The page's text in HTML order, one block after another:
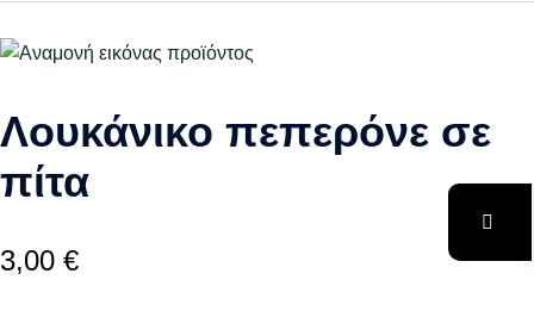
Λουκάνικο πεπερόνε σε
πίτα
3,00 €